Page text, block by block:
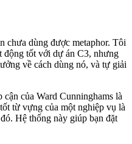
chưa dùng được metaphor. Tôi
động tốt với dự án C3, nhưng
về cách dùng nó, và tự giải
của Ward Cunninghams là
từ vựng của một nghiệp vụ là
Hệ thống này giúp bạn đặt